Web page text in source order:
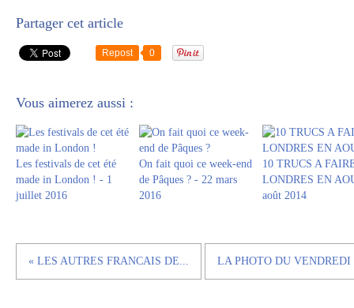
Partager cet article
Repost 0
Vous aimerez aussi :
Les festivals de cet été
made in London ! - 1
juillet 2016
On fait quoi ce week-end
de Pâques ? - 22 mars
2016
10 TRUCS A
LONDRES EN
août 2014
« LES AUTRES FRANCAIS DE... LA PHOTO DU VENDREDI